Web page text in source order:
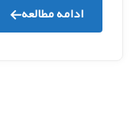
ادامه مطالعه